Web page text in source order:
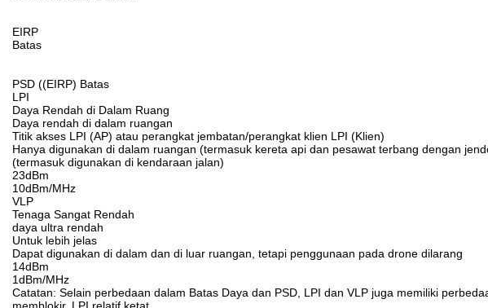
EIRP
Batas
PSD ((EIRP) Batas
LPI
Daya Rendah di Dalam Ruang
Daya rendah di dalam ruangan
Titik akses LPI (AP) atau perangkat jembatan/perangkat klien LPI (Klien)
Hanya digunakan di dalam ruangan (termasuk kereta api dan pesawat terbang dengan
(termasuk digunakan di kendaraan jalan)
23dBm
10dBm/MHz
VLP
Tenaga Sangat Rendah
daya ultra rendah
Untuk lebih jelas
Dapat digunakan di dalam dan di luar ruangan, tetapi penggunaan pada drone dilarang
14dBm
1dBm/MHz
Catatan: Selain perbedaan dalam Batas Daya dan PSD, LPI dan VLP juga memiliki